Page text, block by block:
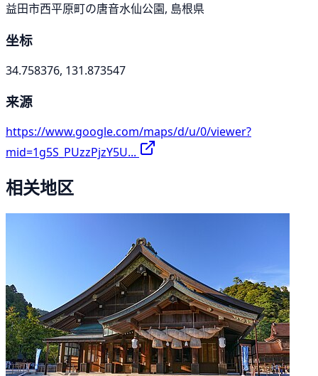
益田市西平原町の唐音水仙公園, 島根県
坐标
34.758376, 131.873547
来源
https://www.google.com/maps/d/u/0/viewer?
mid=1g5S_PUzzPjzY5U...
相关地区